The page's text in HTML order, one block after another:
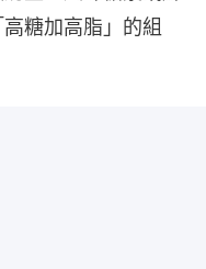
糖加高脂」的組